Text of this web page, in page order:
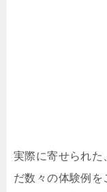
実際に寄せられた
だ数々の体験例を